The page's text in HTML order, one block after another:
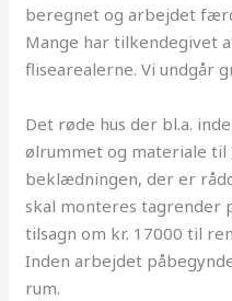
beregnet og arbejdet
Mange har tilkendegivet
flisearealerne. Vi undgår
Det røde hus der bl.a.
ølrummet og materiale til
beklædningen, der er
skal monteres tagrender
tilsagn om kr. 17000 til
Inden arbejdet
rum.